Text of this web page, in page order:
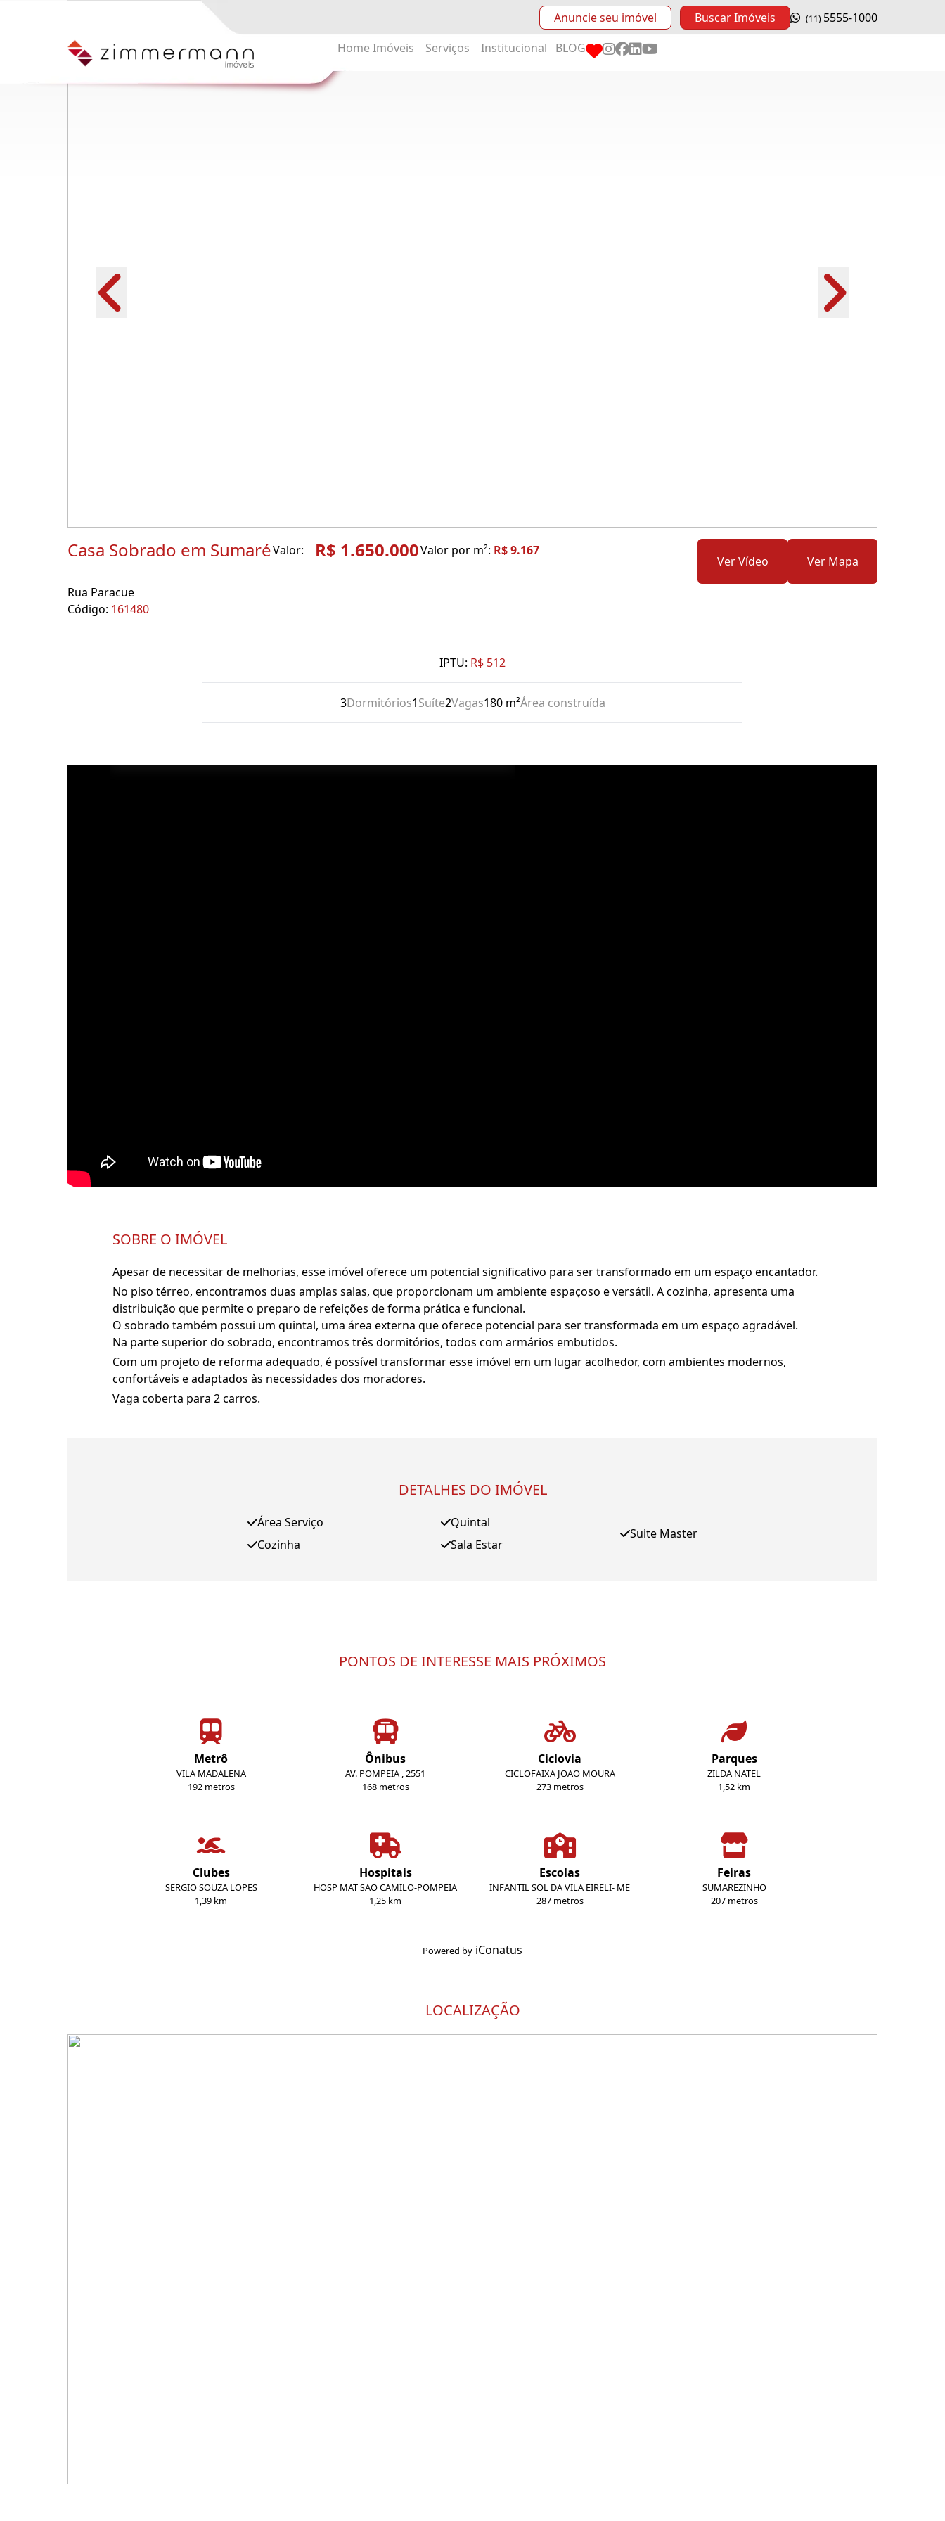
Anuncie seu imóvel Buscar Imóveis (11) 5555-1000
Home Imóveis Serviços Institucional BLOG
Casa Sobrado em SumaréValor: R$ 1.650.000Valor por m²: R$ 9.167
Rua Paracue
Código: 161480
Ver Vídeo Ver Mapa
IPTU: R$ 512
3Dormitórios1Suíte2Vagas180 m²Área construída
SOBRE O IMÓVEL
Apesar de necessitar de melhorias, esse imóvel oferece um potencial significativo para ser transformado em um espaço encantador.
No piso térreo, encontramos duas amplas salas, que proporcionam um ambiente espaçoso e versátil. A cozinha, apresenta uma
distribuição que permite o preparo de refeições de forma prática e funcional.
O sobrado também possui um quintal, uma área externa que oferece potencial para ser transformada em um espaço agradável.
Na parte superior do sobrado, encontramos três dormitórios, todos com armários embutidos.
Com um projeto de reforma adequado, é possível transformar esse imóvel em um lugar acolhedor, com ambientes modernos,
confortáveis e adaptados às necessidades dos moradores.
Vaga coberta para 2 carros.
DETALHES DO IMÓVEL
Área Serviço
Cozinha
Quintal
Sala Estar
Suite Master
PONTOS DE INTERESSE MAIS PRÓXIMOS
Metrô
VILA MADALENA
192 metros
Ônibus
AV. POMPEIA , 2551
168 metros
Ciclovia
CICLOFAIXA JOAO MOURA
273 metros
Parques
ZILDA NATEL
1,52 km
Clubes
SERGIO SOUZA LOPES
1,39 km
Hospitais
HOSP MAT SAO CAMILO-POMPEIA
1,25 km
Escolas
INFANTIL SOL DA VILA EIRELI- ME
287 metros
Feiras
SUMAREZINHO
207 metros
Powered by iConatus
LOCALIZAÇÃO